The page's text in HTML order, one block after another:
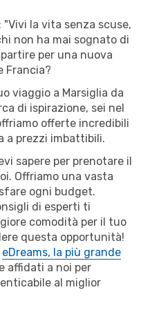
"Vivi la vita senza scuse,
non ha mai sognato di
per una nuova
Francia?
viaggio a Marsiglia da
di ispirazione, sei nel
offerte incredibili
a prezzi imbattibili.
sapere per prenotare il
Offriamo una vasta
ogni budget.
di esperti ti
comodità per il tuo
questa opportunità!
eDreams, la più grande
affidati a noi per
al miglior